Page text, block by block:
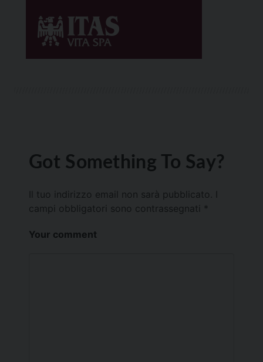
Got Something To Say?
Il tuo indirizzo email non sarà pubblicato.
campi obbligatori sono contrassegnati *
Your comment